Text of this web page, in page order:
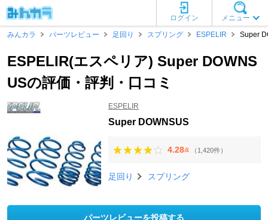
メニュー
ログイン
みんカラ
パーツレビュー 足回り スプリング ESPELIR Super
ESPELIR(エスペリア) Super DOWNS
USの評価・評判・口コミ
ESPELIR
Super DOWNSUS
4.28点 （1,420件）
足回り スプリング
パーツレビューを投稿する